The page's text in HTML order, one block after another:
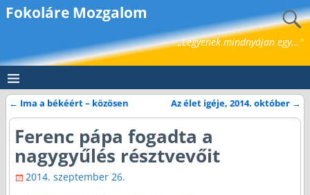
Fokoláre Mozgalom
„Legyenek mindnyájan egy..."
Bejegyzés navigáció
← Ima a békéért – közösen Az élet igéje, 2014. október →
Ferenc pápa fogadta a
nagygyűlés résztvevőit
2014. szeptember 26.